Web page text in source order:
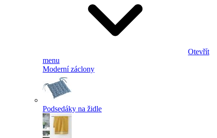
Otevřít
menu
Moderní záclony
Podsedáky na židle